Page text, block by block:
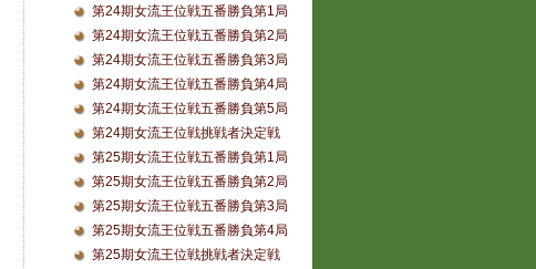
第24期女流王位戦五番勝負第1局
第24期女流王位戦五番勝負第2局
第24期女流王位戦五番勝負第3局
第24期女流王位戦五番勝負第4局
第24期女流王位戦五番勝負第5局
第24期女流王位戦挑戦者決定戦
第25期女流王位戦五番勝負第1局
第25期女流王位戦五番勝負第2局
第25期女流王位戦五番勝負第3局
第25期女流王位戦五番勝負第4局
第25期女流王位戦挑戦者決定戦